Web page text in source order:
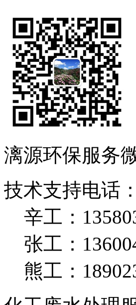
漓源环保服务
技术支持电话：
辛工：
张工：
熊工：